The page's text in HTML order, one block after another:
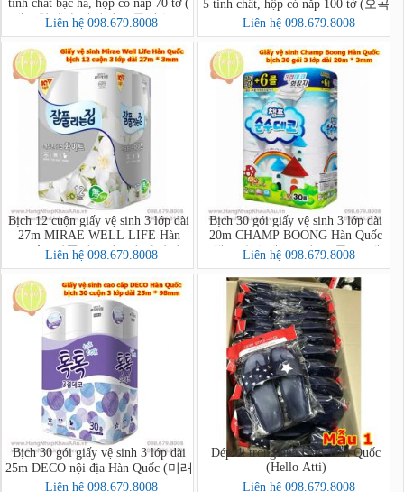
tinh chất bạc hà, hộp có nắp 70 tờ (
깨끗한나라 페퍼민트 물티슈 70
매)
Liên hệ 098.679.8008
5 tinh chất, hộp có nắp 100 tờ (오곡
물티슈 캡 100매)
Liên hệ 098.679.8008
Bịch 12 cuộn giấy vệ sinh 3 lớp dài
27m MIRAE WELL LIFE Hàn
Quốc (잘풀리는집 3겹 화장지
27m*12롤)
Liên hệ 098.679.8008
Bịch 30 gói giấy vệ sinh 3 lớp dài
20m CHAMP BOONG Hàn Quốc
(챔프 순수데코 3겹 (30롤) *1팩)
Liên hệ 098.679.8008
Bịch 30 gói giấy vệ sinh 3 lớp dài
25m DECO nội địa Hàn Quốc (미래
생활 톡톡 3겹 30롤)
Liên hệ 098.679.8008
Dép đi trong nhà EVA Hàn Quốc
(Hello Atti)
Liên hệ 098.679.8008